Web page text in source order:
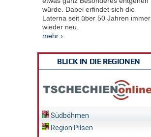
würde. Dabei erfindet sich die
Laterna seit über 50 Jahren immer
wieder neu.
mehr ›
BLICK IN DIE REGIONEN
Südböhmen
Region Pilsen